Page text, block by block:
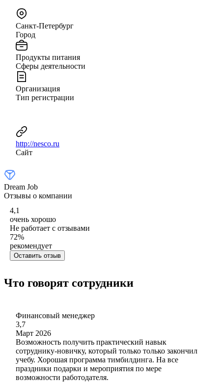
Санкт-Петербург
Город
Продукты питания
Сферы деятельности
Организация
Тип регистрации
http://nesco.ru
Сайт
Dream Job
Отзывы о компании
4,1
очень хорошо
Не работает с отзывами
72%
рекомендует
Оставить отзыв
Что говорят сотрудники
Финансовый менеджер
3,7
Март 2026
Возможность получить практический навык
сотруднику-новичку, который только только закончил
учебу. Хорошая программа тимбилдинга. На все
праздники подарки и мероприятия по мере
возможности работодателя.